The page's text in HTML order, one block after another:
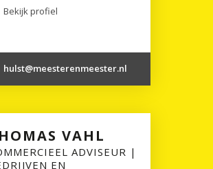
Bekijk profiel
hulst@meesterenmeester.nl
VAHL
ADVISEUR |
EN